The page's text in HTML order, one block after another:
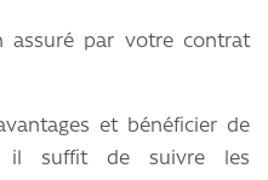
assuré par votre contrat
et bénéficier de
il suffit de suivre les